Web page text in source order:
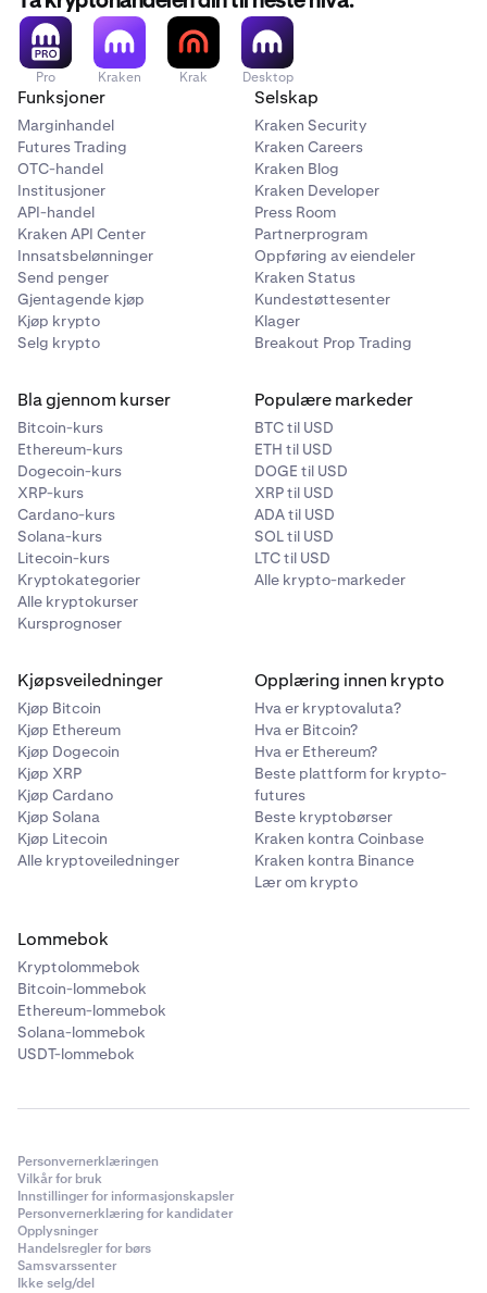
Pro Kraken Krak Desktop
Funksjoner
Marginhandel
Futures Trading
OTC-handel
Institusjoner
API-handel
Kraken API Center
Innsatsbelønninger
Send penger
Gjentagende kjøp
Kjøp krypto
Selg krypto
Selskap
Kraken Security
Kraken Careers
Kraken Blog
Kraken Developer
Press Room
Partnerprogram
Oppføring av eiendeler
Kraken Status
Kundestøttesenter
Klager
Breakout Prop Trading
Bla gjennom kurser
Bitcoin-kurs
Ethereum-kurs
Dogecoin-kurs
XRP-kurs
Cardano-kurs
Solana-kurs
Litecoin-kurs
Kryptokategorier
Alle kryptokurser
Kursprognoser
Populære markeder
BTC til USD
ETH til USD
DOGE til USD
XRP til USD
ADA til USD
SOL til USD
LTC til USD
Alle krypto-markeder
Kjøpsveiledninger
Kjøp Bitcoin
Kjøp Ethereum
Kjøp Dogecoin
Kjøp XRP
Kjøp Cardano
Kjøp Solana
Kjøp Litecoin
Alle kryptoveiledninger
Opplæring innen krypto
Hva er kryptovaluta?
Hva er Bitcoin?
Hva er Ethereum?
Beste plattform for krypto-
futures
Beste kryptobørser
Kraken kontra Coinbase
Kraken kontra Binance
Lær om krypto
Lommebok
Kryptolommebok
Bitcoin-lommebok
Ethereum-lommebok
Solana-lommebok
USDT-lommebok
Personvernerklæringen
Vilkår for bruk
Innstillinger for informasjonskapsler
Personvernerklæring for kandidater
Opplysninger
Handelsregler for børs
Samsvarssenter
Ikke selg/del